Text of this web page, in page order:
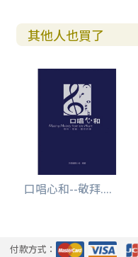
其他人也買了
口唱心和--敬拜....
付款方式：